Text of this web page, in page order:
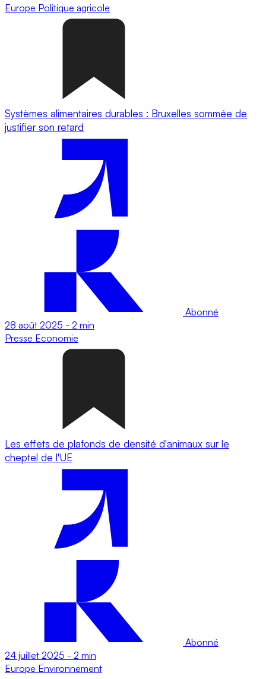
Europe Politique agricole
Systèmes alimentaires durables : Bruxelles sommée de
justifier son retard
Abonné
28 août 2025 - 2 min
Presse Economie
Les effets de plafonds de densité d'animaux sur le
cheptel de l'UE
Abonné
24 juillet 2025 - 2 min
Europe Environnement